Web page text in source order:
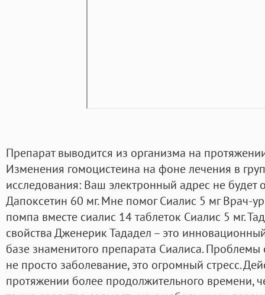
Препарат выводится из организма на
Изменения гомоцистеина на фоне лечения в
исследования: Ваш электронный адрес не будет
Дапоксетин 60 мг. Мне помог Сиалис 5 мг Врач-
помпа вместе сиалис 14 таблеток Сиалис 5 мг.
свойства Дженерик Тададел – это
базе знаменитого препарата Сиалиса.
не просто заболевание, это огромный стресс.
протяжении более продолжительного времени,